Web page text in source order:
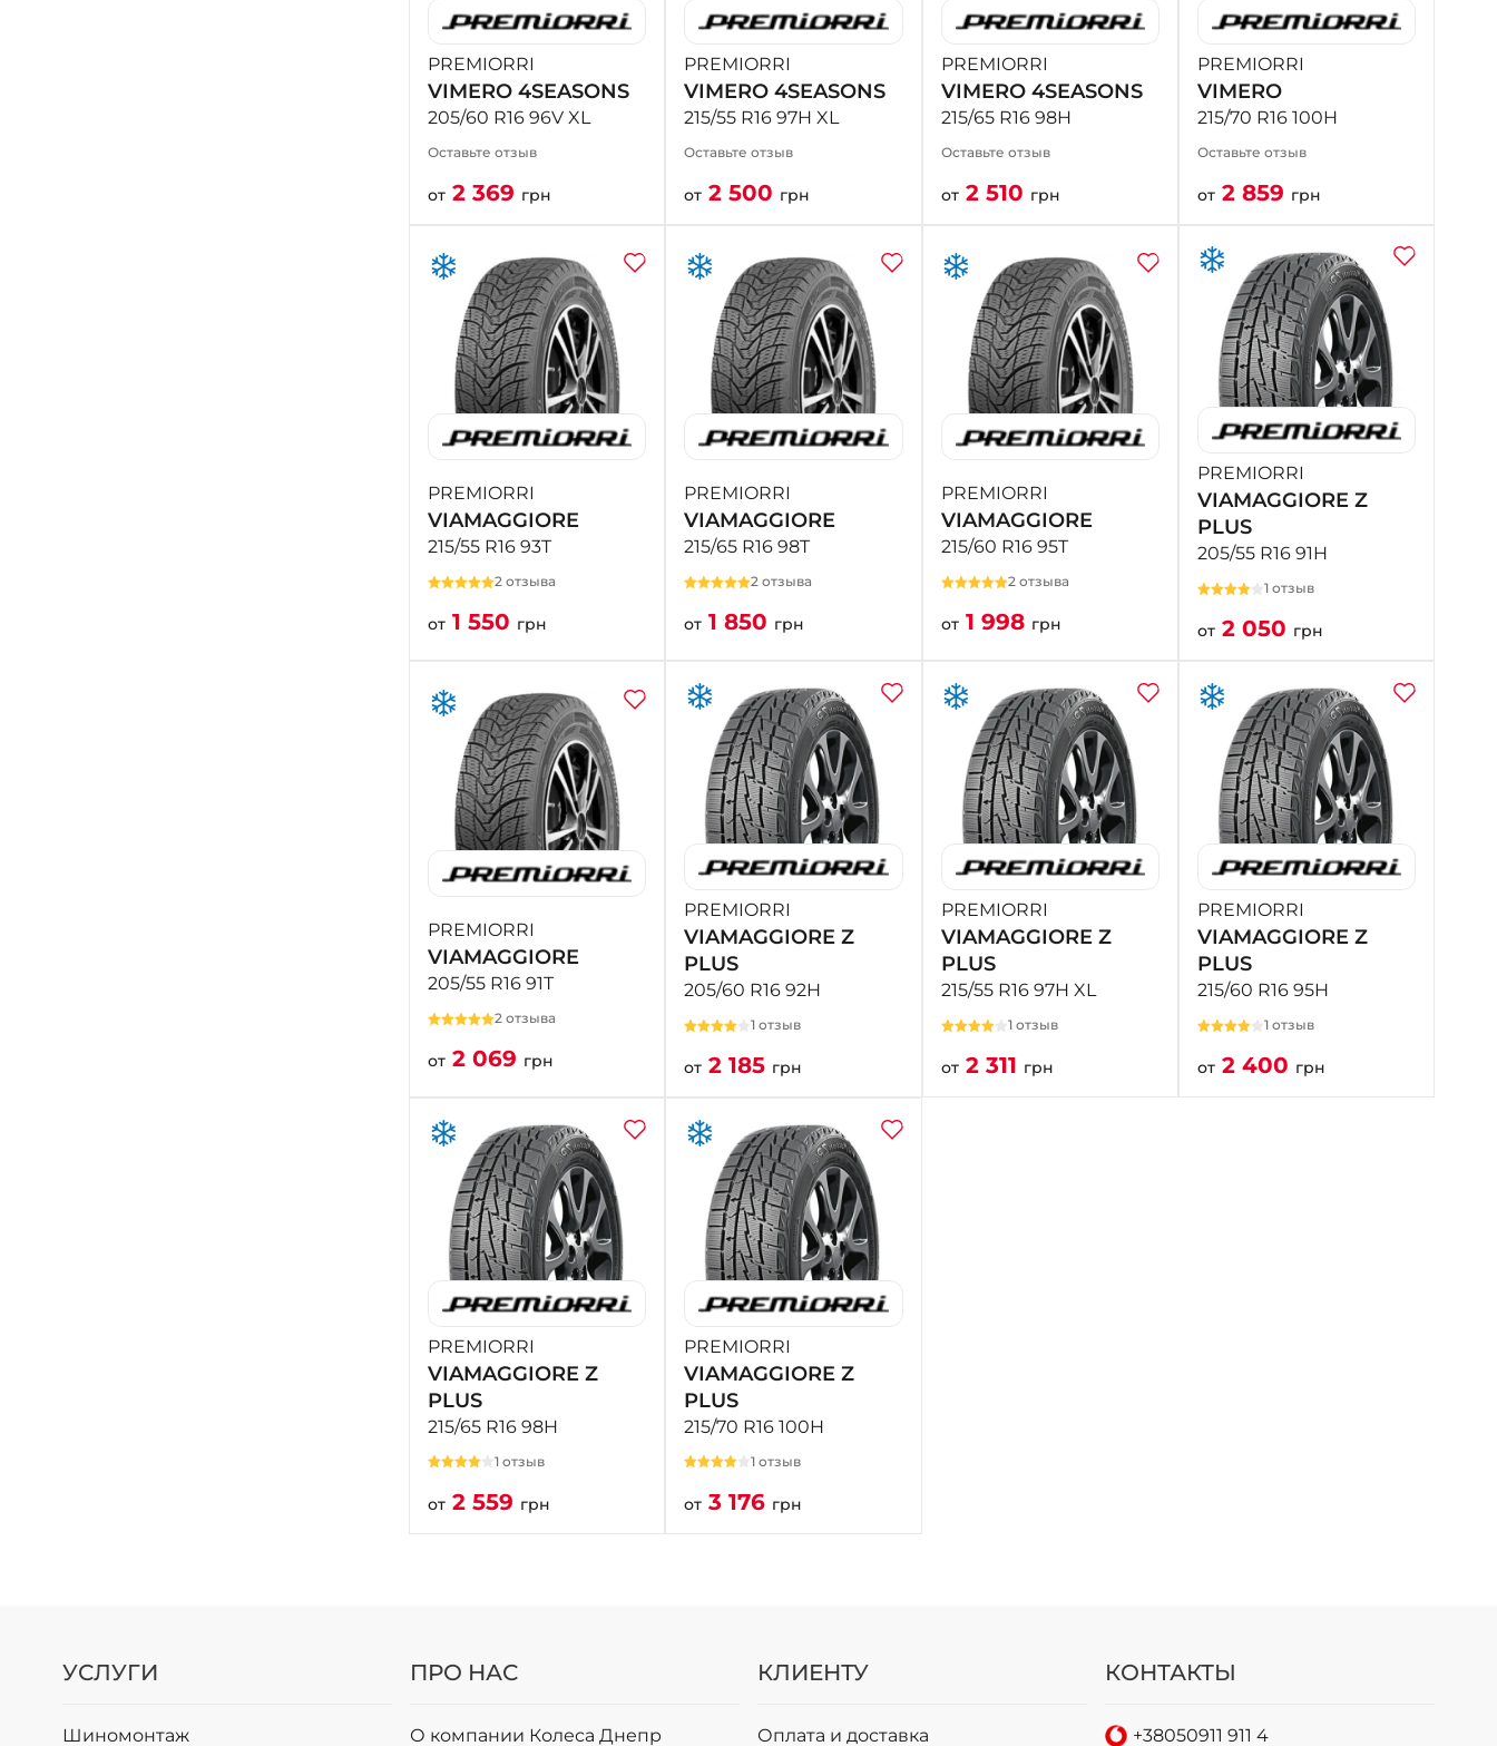
PREMIORRI
VIMERO 4SEASONS
205/60 R16 96V XL
Оставьте отзыв
от 2 369 грн
PREMIORRI
VIMERO 4SEASONS
215/55 R16 97H XL
Оставьте отзыв
от 2 500 грн
PREMIORRI
VIMERO 4SEASONS
215/65 R16 98H
Оставьте отзыв
от2 510 грн
PREMIORRI
VIMERO
215/70 R16 100H
Оставьте отзыв
от2 859 грн
PREMIORRI
VIAMAGGIORE
215/55 R16 93T
2 отзыва
от 1 550 грн
PREMIORRI
VIAMAGGIORE
215/65 R16 98T
2 отзыва
от 1 850 грн
PREMIORRI
VIAMAGGIORE
215/60 R16 95T
2 отзыва
от1 998 грн
PREMIORRI
VIAMAGGIORE Z
PLUS
205/55 R16 91H
1 отзыв
от2 050 грн
PREMIORRI
VIAMAGGIORE
205/55 R16 91T
2 отзыва
от 2 069 грн
PREMIORRI
VIAMAGGIORE Z
PLUS
205/60 R16 92H
1 отзыв
от 2 185 грн
PREMIORRI
VIAMAGGIORE Z
PLUS
215/55 R16 97H XL
1 отзыв
от2 311 грн
PREMIORRI
VIAMAGGIORE Z
PLUS
215/60 R16 95H
1 отзыв
от2 400 грн
PREMIORRI
VIAMAGGIORE Z
PLUS
215/65 R16 98H
1 отзыв
от 2 559 грн
PREMIORRI
VIAMAGGIORE Z
PLUS
215/70 R16 100H
1 отзыв
от 3 176 грн
УСЛУГИ
Шиномонтаж
ПРО НАС
О компании Колеса Днепр
КЛИЕНТУ
Оплата и доставка
КОНТАКТЫ
+38050911 911 4